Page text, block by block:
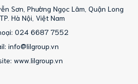
Sơn, Phường Ngọc Lâm, Quận Long
Hà Nội, Việt Nam
024 6687 7552
info@lilgroup.vn
www.lilgroup.vn